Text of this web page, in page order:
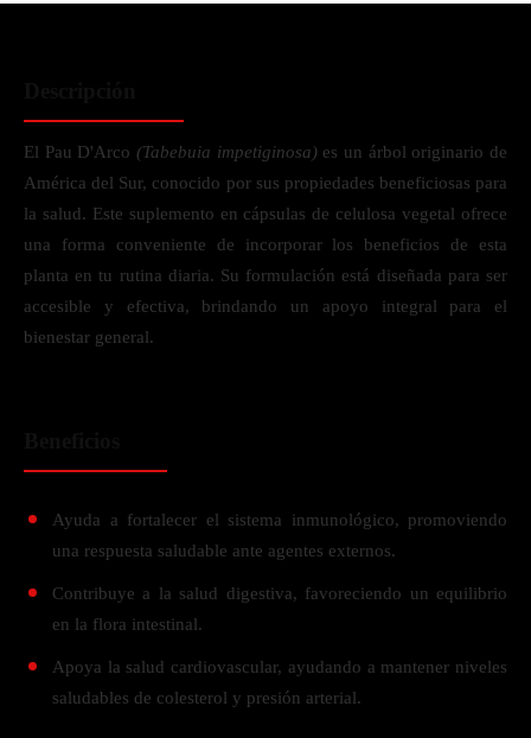
El Pau D'Arco (Tabebuia impetiginosa)es un árbol originario de
América del Sur, conocido por sus propiedades beneficiosas para
la salud. Este suplemento en cápsulas de celulosa vegetal ofrece
una forma conveniente de incorporar los beneficios de esta
planta en tu rutina diaria. Su formulación está diseñada para ser
accesible y efectiva, brindando un apoyo integral para el
bienestar general.
Ayuda a fortalecer el sistema inmunológico, promoviendo
una respuesta saludable ante agentes externos.
Contribuye a la salud digestiva, favoreciendo un equilibrio
en la flora intestinal.
Apoya la salud cardiovascular, ayudando a mantener niveles
saludables de colesterol y presión arterial.